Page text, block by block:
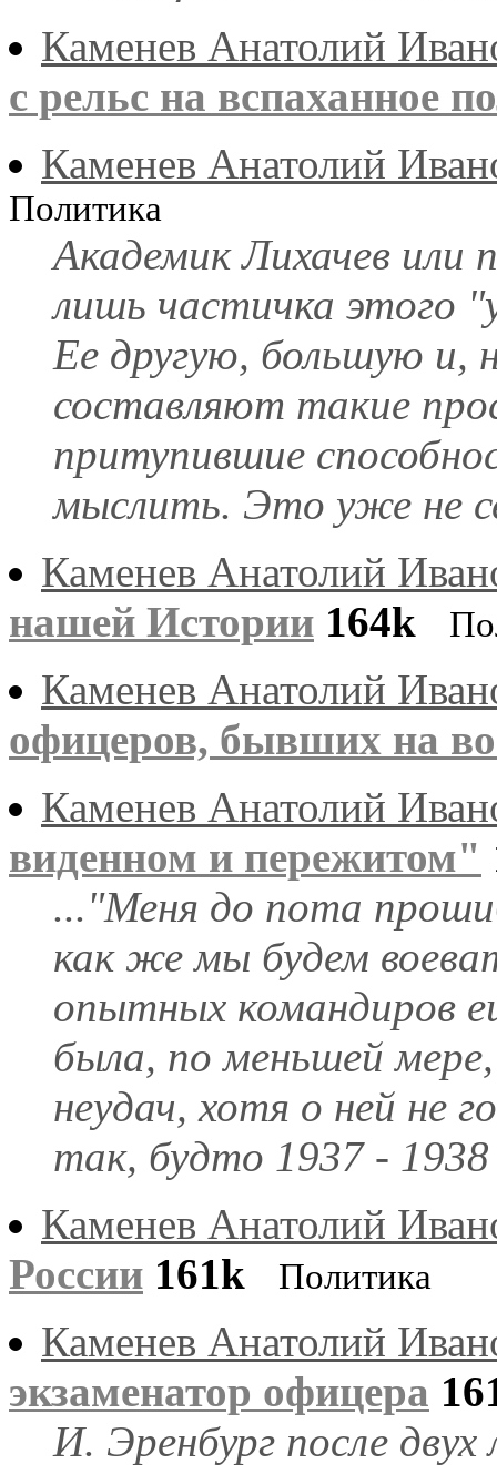
Каменев Анатолий
с рельс на вспаханное
Каменев Анатолий
Политика
Академик Лихачев или
лишь частичка этого
Ее другую, большую и,
составляют такие
притупившие
мыслить. Это уже не
Каменев Анатолий
нашей Истории 164k
Каменев Анатолий
офицеров, бывших на
Каменев Анатолий
виденном и пережитом"
..."Меня до пота
как же мы будем
опытных командиров
была, по меньшей
неудач, хотя о ней не
так, будто 1937 -
Каменев Анатолий
России 161k Политика
Каменев Анатолий
экзаменатор офицера
И. Эренбург после